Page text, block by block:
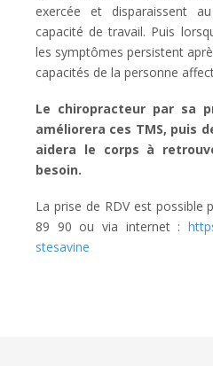
exercée et disparaissent
capacité de travail. Puis
les symptômes persistent
capacités de la personne
Le chiropracteur par sa
améliorera ces TMS, puis
aidera le corps à
besoin.
La prise de RDV est possible
89 90 ou via internet :
stesavine